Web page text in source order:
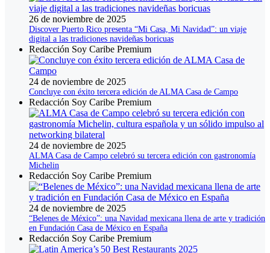
26 de noviembre de 2025
Discover Puerto Rico presenta “Mi Casa, Mi Navidad”: un viaje
digital a las tradiciones navideñas boricuas
Redacción Soy Caribe Premium
24 de noviembre de 2025
Concluye con éxito tercera edición de ALMA Casa de Campo
Redacción Soy Caribe Premium
24 de noviembre de 2025
ALMA Casa de Campo celebró su tercera edición con gastronomía
Michelin
Redacción Soy Caribe Premium
24 de noviembre de 2025
“Belenes de México”: una Navidad mexicana llena de arte y tradición
en Fundación Casa de México en España
Redacción Soy Caribe Premium